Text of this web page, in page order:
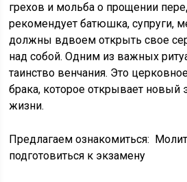
грехов и мольба о прощении
рекомендует батюшка, супруги,
должны вдвоем открыть свое
над собой. Одним из важных
таинство венчания. Это
брака, которое открывает новый
жизни.
Предлагаем ознакомиться:
подготовиться к экзамену